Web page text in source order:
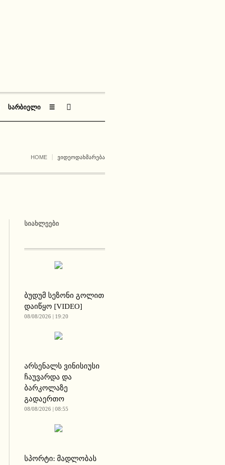
ᲡᲐᲠᲑᲘᲔᲚᲘ ☰
HOME ᲕᲘᲓᲔᲝᲓᲐᲮᲛᲐᲠᲔᲑᲐ
ᲡᲘᲐᲮᲚᲔᲔᲑᲘ
ბუდუმ სეზონი გოლით
დაიწყო [VIDEO]
08/08/2026 | 19:20
არსენალს ვინისიუსი
ჩაუვარდა და
ბარკოლაზე
გადაერთო
08/08/2026 | 08:55
სპორტი: მადლობას